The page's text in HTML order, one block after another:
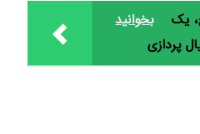
بخوانید
یک
پردازی